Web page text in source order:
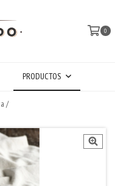
0
PRODUCTOS
/